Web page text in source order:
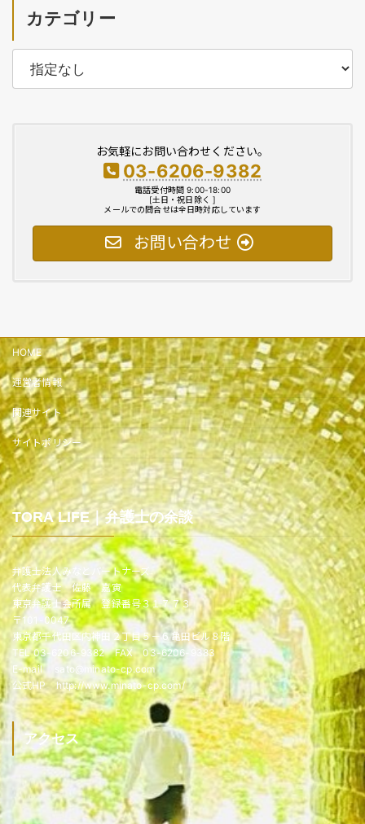
カテゴリー
お気軽にお問い合わせください。
03-6206-9382
電話受付時間 9:00-18:00
[土日・祝日除く ]
メールでの問合せは全日時対応しています
お問い合わせ
HOME
運営者情報
関連サイト
サイトポリシー
TORA LIFE｜弁護士の余談
弁護士法人みなとパートナーズ
代表弁護士 佐藤 嘉寅
東京弁護士会所属 登録番号３１７７３
〒101-0047
東京都千代田区内神田２丁目５－６亀田ビル８階
TEL 03-6206-9382 FAX 03-6206-9383
E-mail sato@minato-cp.com
公式HP http://www.minato-cp.com/
アクセス